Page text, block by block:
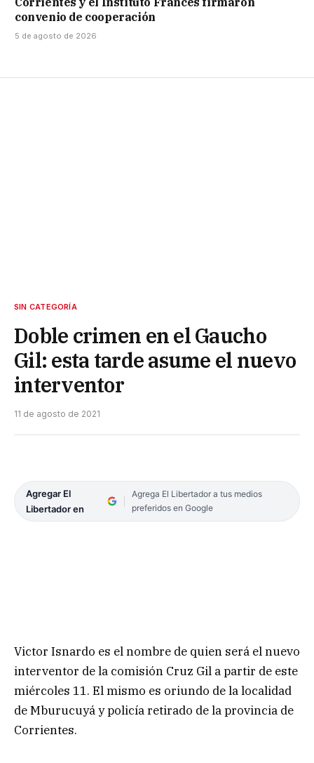
convenio de cooperación
5 de agosto de 2026
SIN CATEGORÍA
Doble crimen en el Gaucho
Gil: esta tarde asume el nuevo
interventor
11 de agosto de 2021
Agregar El
Libertador en
Agrega El Libertador a tus medios
preferidos en Google
Victor Isnardo es el nombre de quien será el nuevo
interventor de la comisión Cruz Gil a partir de este
miércoles 11. El mismo es oriundo de la localidad
de Mburucuyá y policía retirado de la provincia de
Corrientes.